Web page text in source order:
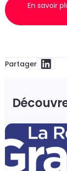
En savoir
Partager